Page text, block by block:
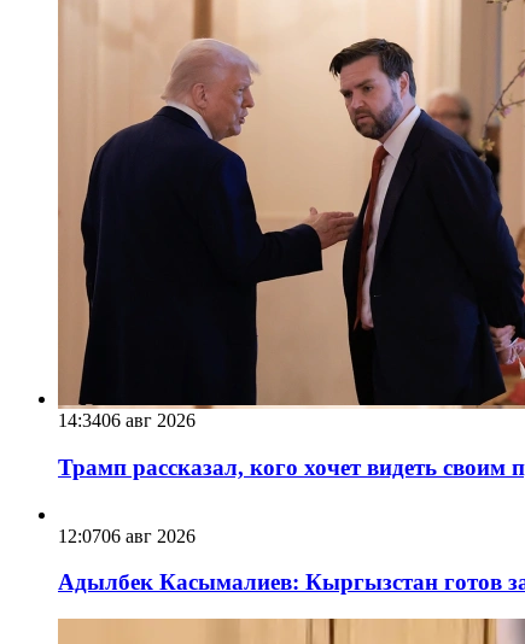
14:3406 авг 2026
Трамп рассказал, кого хочет видеть
12:0706 авг 2026
Адылбек Касымалиев: Кыргызстан готов